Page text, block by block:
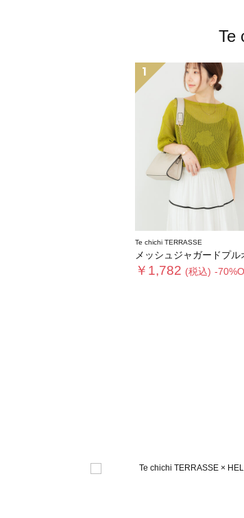
Te
1
Te chichi TERRASSE
メッシュジャガードプルオーバーニ
￥1,782 (税込) -